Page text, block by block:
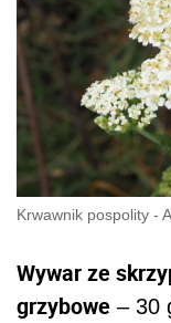
Krwawnik pospolity -
Wywar ze
grzybowe – 30